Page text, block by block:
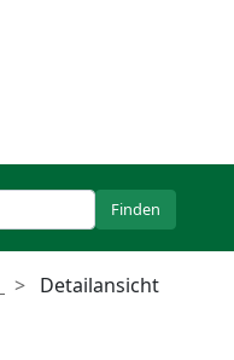
Detailansicht